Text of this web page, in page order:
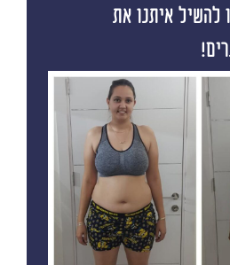
להשיל איתנו את